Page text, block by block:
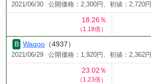
2021/06/30 公開価格：2,300円、初値：2,720円
18.26％
（1.18倍）
Waqoo （4937）
2021/06/29 公開価格：1,920円、初値：2,362円
23.02％
（1.23倍）